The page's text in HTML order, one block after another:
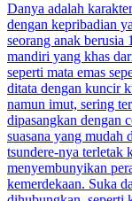
Danya adalah
dengan kepribadian
seorang anak berusia
mandiri yang khas
seperti mata emas
ditata dengan kuncir
namun imut, sering
dipasangkan dengan
suasana yang mudah
tsundere-nya terletak
menyembunyikan
kemerdekaan. Suka